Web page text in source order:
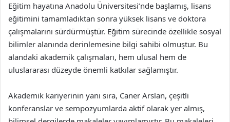
Eğitim hayatına Anadolu Üniversitesi’nde başlamış, lisans
eğitimini tamamladıktan sonra yüksek lisans ve doktora
çalışmalarını sürdürmüştür. Eğitim sürecinde özellikle sosyal
bilimler alanında derinlemesine bilgi sahibi olmuştur. Bu
alandaki akademik çalışmaları, hem ulusal hem de
uluslararası düzeyde önemli katkılar sağlamıştır.
Akademik kariyerinin yanı sıra, Caner Arslan, çeşitli
konferanslar ve sempozyumlarda aktif olarak yer almış,